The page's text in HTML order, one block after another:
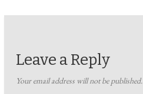
Leave a Reply
Your email address will not be published.